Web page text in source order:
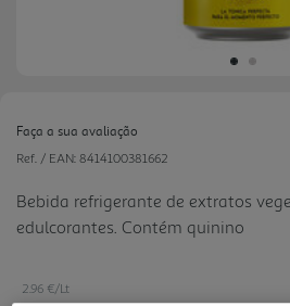
Faça a sua avaliação
Ref. / EAN: 8414100381662
Bebida refrigerante de extratos
edulcorantes. Contém quinino
2.96 €/Lt